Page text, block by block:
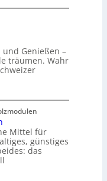
Genießen –
träumen. Wahr
Mittel für
günstiges
das